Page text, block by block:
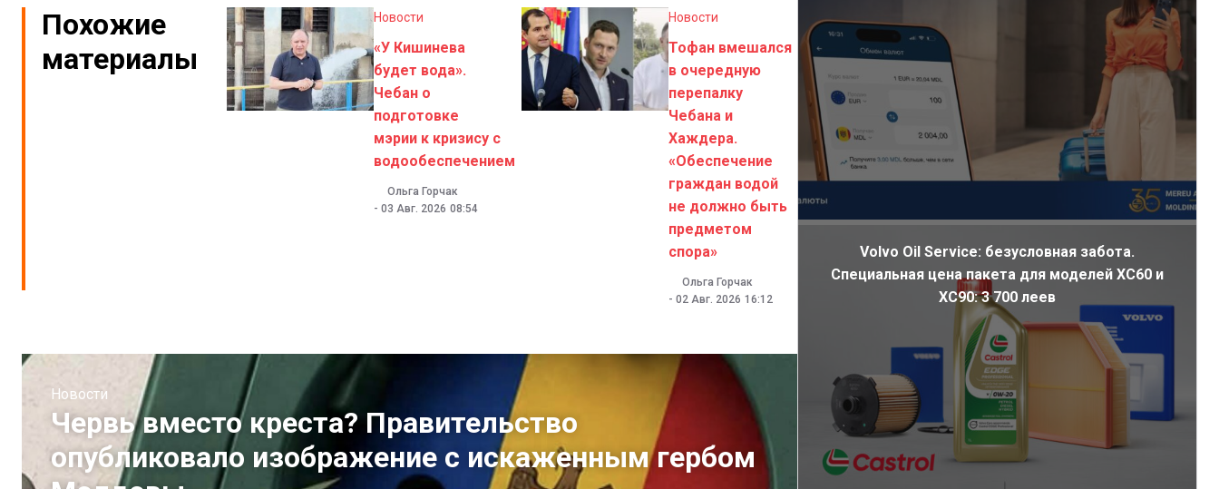
Похожие
материалы
Новости
«У Кишинева
будет вода».
Чебан о
подготовке
мэрии к кризису с
водообеспечением
Ольга Горчак
- 03 Авг. 2026 08:54
Новости
Тофан вмешался
в очередную
перепалку
Чебана и
Хаждера.
«Обеспечение
граждан водой
не должно быть
предметом
спора»
Ольга Горчак
- 02 Авг. 2026 16:12
Новости
Червь вместо креста? Правительство
опубликовало изображение с искаженным гербом
Volvo Oil Service: безусловная забота.
Специальная цена пакета для моделей XC60 и
XC90: 3 700 леев